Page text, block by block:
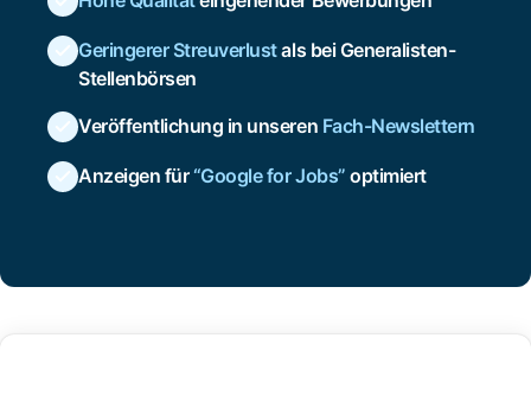
Geringerer Streuverlustals bei Generalisten-
Stellenbörsen
Veröffentlichung in unseren Fach-Newslettern
Anzeigen für“Google for Jobs” optimiert